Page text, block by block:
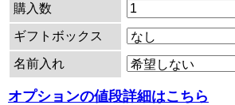
購入数
ギフトボックス
名前入れ
オプションの値段詳細はこちら